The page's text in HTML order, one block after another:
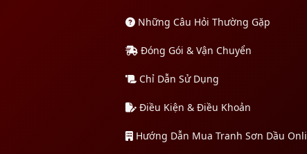
Những Câu Hỏi Thường Gặp
Đóng Gói & Vận Chuyển
Chỉ Dẫn Sử Dụng
Điều Kiện & Điều Khoản
Hướng Dẫn Mua Tranh Sơn Dầu